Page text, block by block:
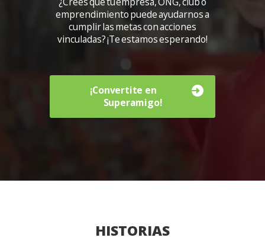
emprendimiento puede ayudarnos a
cumplir las metas con acciones
vinculadas? ¡Te estamos esperando!
¡Convertite en
Superamigo!
HISTORIAS